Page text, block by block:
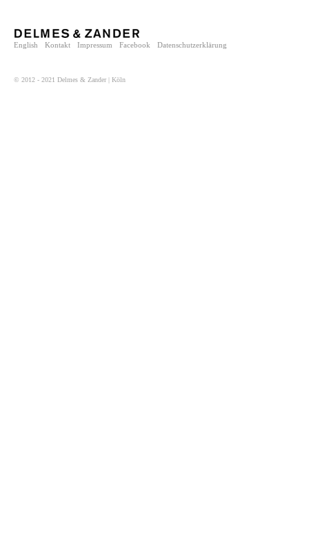
English Kontakt Impressum Facebook Datenschutzerklärung
© 2012 - 2021 Delmes & Zander | Köln